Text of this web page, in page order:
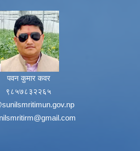
पवन कुमार कवर
९८५७८३२२६५